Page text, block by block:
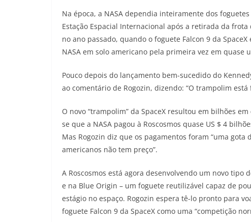
Na época, a NASA dependia inteiramente dos
Estação Espacial Internacional após a retirada da
no ano passado, quando o foguete Falcon 9 da
NASA em solo americano pela primeira vez em quase
Pouco depois do lançamento bem-sucedido do
ao comentário de Rogozin, dizendo: “O trampolim está
O novo “trampolim” da SpaceX resultou em bilhões
se que a NASA pagou à Roscosmos quase US $ 4
Mas Rogozin diz que os pagamentos foram “uma gota
americanos não tem preço”.
A Roscosmos está agora desenvolvendo um novo
e na Blue Origin – um foguete reutilizável capaz de
estágio no espaço. Rogozin espera tê-lo pronto para
foguete Falcon 9 da SpaceX como uma “competição